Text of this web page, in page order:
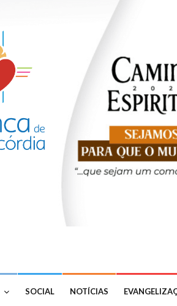
SOCIAL NOTÍCIAS